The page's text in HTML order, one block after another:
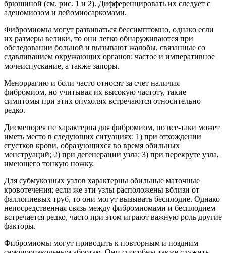
брюшиной (см. рис. 1 и 2). Дифференцировать их следует с
аденомиозом и лейомиосаркомами.
Фибромиомы могут развиваться бессимптомно, однако если
их размеры велики, то они легко обнаруживаются при
обследовании больной и вызывают жалобы, связанные со
сдавливанием окружающих органов: частое и императивное
мочеиспускание, а также запоры.
Меноррагию и боли часто относят за счет наличия
фибромиом, но учитывая их высокую частоту, такие
симптомы при этих опухолях встречаются относительно
редко.
Дисменорея не характерна для фибромиом, но все-таки может
иметь место в следующих ситуациях: 1) при отхождении
сгустков крови, образующихся во время обильных
менструаций; 2) при дегенерации узла; 3) при перекруте узла,
имеющего тонкую ножку.
Для субмукозных узлов характерны обильные маточные
кровотечения; если же эти узлы расположены вблизи от
фаллопиевых труб, то они могут вызывать бесплодие. Однако
непосредственная связь между фибромиомами и бесплодием
встречается редко, часто при этом играют важную роль другие
факторы.
Фибромиомы могут приводить к повторным и поздним